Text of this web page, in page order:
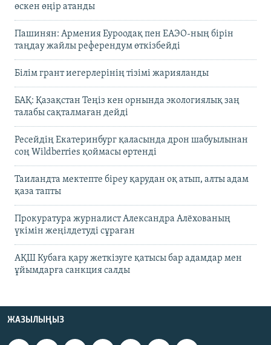
өскен өңір атанды
Пашинян: Армения Еуроодақ пен ЕАЭО-ның бірін
таңдау жайлы референдум өткізбейді
Білім грант иегерлерінің тізімі жарияланды
БАҚ: Қазақстан Теңіз кен орнында экологиялық заң
талабы сақталмаған дейді
Ресейдің Екатеринбург қаласында дрон шабуылынан
соң Wildberries қоймасы өртенді
Таиландта мектепте біреу қарудан оқ атып, алты адам
қаза тапты
Прокуратура журналист Александра Алёхованың
үкімін жеңілдетуді сұраған
АҚШ Кубаға қару жеткізуге қатысы бар адамдар мен
ұйымдарға санкция салды
ЖАЗЫЛЫҢЫЗ